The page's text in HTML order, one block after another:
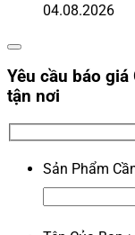
04.08.2026
Yêu cầu báo giá
tận nơi
Sản Phẩm